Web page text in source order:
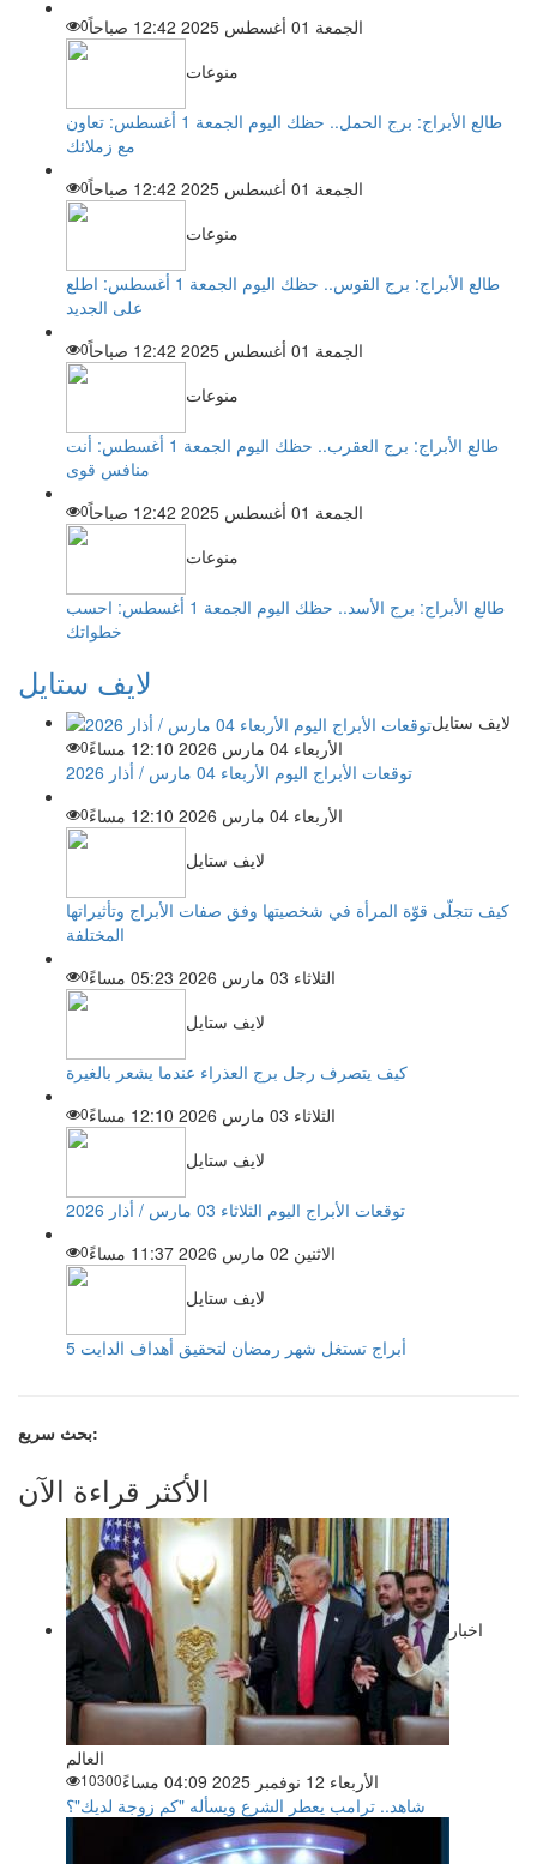
الجمعة 01 أغسطس 2025 12:42 صباحاً 0
منوعات
طالع الأبراج: برج الحمل.. حظك اليوم الجمعة 1 أغسطس: تعاون
مع زملائك
الجمعة 01 أغسطس 2025 12:42 صباحاً
0
منوعات
طالع الأبراج: برج القوس.. حظك اليوم الجمعة 1 أغسطس: اطلع
على الجديد
الجمعة 01 أغسطس 2025 12:42 صباحاً
0
منوعات
طالع الأبراج: برج العقرب.. حظك اليوم الجمعة 1 أغسطس: أنت
منافس قوى
الجمعة 01 أغسطس 2025 12:42 صباحاً
0
منوعات
طالع الأبراج: برج الأسد.. حظك اليوم الجمعة 1 أغسطس: احسب
خطواتك
لايف ستايل
لايف ستايل
الأربعاء 04 مارس 2026 12:10 مساءً
0
توقعات الأبراج اليوم الأربعاء 04 مارس / أذار 2026
الأربعاء 04 مارس 2026 12:10 مساءً
0
لايف ستايل
كيف تتجلّى قوّة المرأة في شخصيتها وفق صفات الأبراج وتأثيراتها
المختلفة
الثلاثاء 03 مارس 2026 05:23 مساءً
0
لايف ستايل
كيف يتصرف رجل برج العذراء عندما يشعر بالغيرة
الثلاثاء 03 مارس 2026 12:10 مساءً
0
لايف ستايل
توقعات الأبراج اليوم الثلاثاء 03 مارس / أذار 2026
الاثنين 02 مارس 2026 11:37 مساءً
0
لايف ستايل
5 أبراج تستغل شهر رمضان لتحقيق أهداف الدايت
بحث سريع:
الأكثر قراءة الآن
اخبار
العالم
الأربعاء 12 نوفمبر 2025 04:09 مساءً
10300
شاهد.. ترامب يعطر الشرع ويسأله "كم زوجة لديك"؟